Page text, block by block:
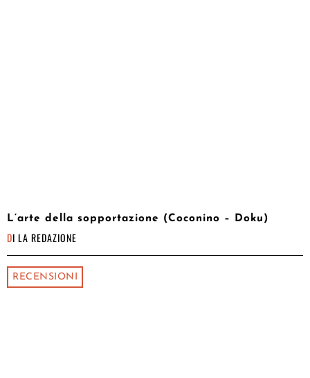
L’arte della sopportazione (Coconino – Doku)
DI LA REDAZIONE
RECENSIONI